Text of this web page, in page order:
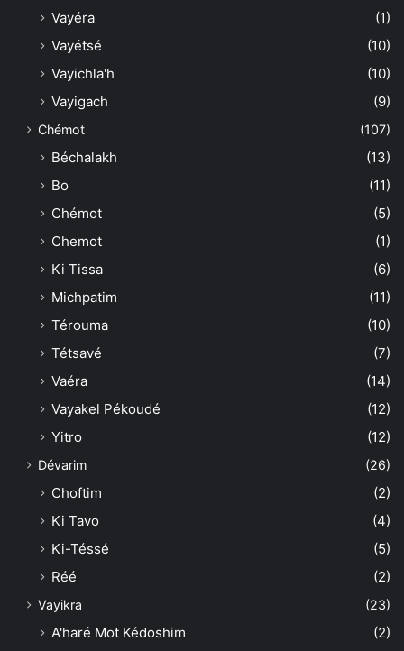
Vayéra
(1)
Vayétsé
(10)
Vayichla'h
(10)
Vayigach
(9)
Chémot (107)
Béchalakh
(13)
Bo
(11)
Chémot
(5)
Chemot
(1)
Ki Tissa
(6)
Michpatim
(11)
Térouma
(10)
Tétsavé
(7)
Vaéra
(14)
Vayakel Pékoudé
(12)
Yitro
(12)
Dévarim (26)
Choftim
(2)
Ki Tavo
(4)
Ki-Téssé
(5)
Réé
(2)
Vayikra (23)
A'haré Mot Kédoshim
(2)